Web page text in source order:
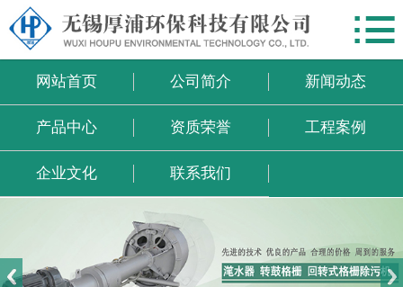
网站首页
工程案例

网站首页 公司简介 新闻动态
产品中心 资质荣誉 工程案例
企业文化 联系我们